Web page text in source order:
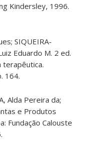
Kindersley, 1996.
SIQUEIRA-
Eduardo M. 2 ed.
terapêutica.
164.
Alda Pereira da;
e Produtos
Fundação Calouste